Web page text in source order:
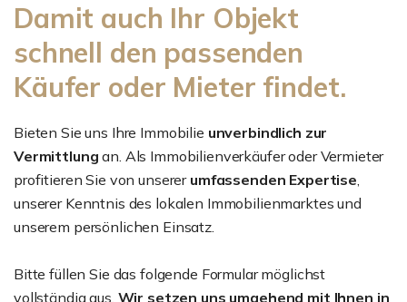
Damit auch Ihr Objekt
schnell den passenden
Käufer oder Mieter findet.
Bieten Sie uns Ihre Immobilie unverbindlich zur
Vermittlung an. Als Immobilienverkäufer oder Vermieter
profitieren Sie von unserer umfassenden Expertise,
unserer Kenntnis des lokalen Immobilienmarktes und
unserem persönlichen Einsatz.
Bitte füllen Sie das folgende Formular möglichst
vollständig aus. Wir setzen uns umgehend mit Ihnen in